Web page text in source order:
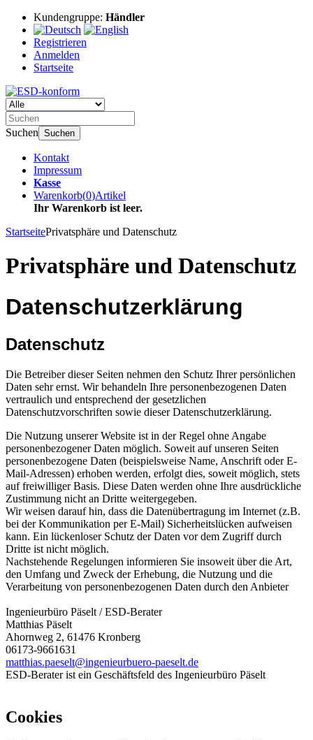
Kundengruppe: Händler
Registrieren
Anmelden
Startseite
Suchen Suchen
Kontakt
Impressum
Kasse
Warenkorb(0)Artikel
Ihr Warenkorb ist leer.
StartseitePrivatsphäre und Datenschutz
Privatsphäre und Datenschutz
Datenschutzerklärung
Datenschutz
Die Betreiber dieser Seiten nehmen den Schutz Ihrer persönlichen
Daten sehr ernst. Wir behandeln Ihre personenbezogenen Daten
vertraulich und entsprechend der gesetzlichen
Datenschutzvorschriften sowie dieser Datenschutzerklärung.
Die Nutzung unserer Website ist in der Regel ohne Angabe
personenbezogener Daten möglich. Soweit auf unseren Seiten
personenbezogene Daten (beispielsweise Name, Anschrift oder E-
Mail-Adressen) erhoben werden, erfolgt dies, soweit möglich, stets
auf freiwilliger Basis. Diese Daten werden ohne Ihre ausdrückliche
Zustimmung nicht an Dritte weitergegeben.
Wir weisen darauf hin, dass die Datenübertragung im Internet (z.B.
bei der Kommunikation per E-Mail) Sicherheitslücken aufweisen
kann. Ein lückenloser Schutz der Daten vor dem Zugriff durch
Dritte ist nicht möglich.
Nachstehende Regelungen informieren Sie insoweit über die Art,
den Umfang und Zweck der Erhebung, die Nutzung und die
Verarbeitung von personenbezogenen Daten durch den Anbieter
Ingenieurbüro Päselt / ESD-Berater
Matthias Päselt
Ahornweg 2, 61476 Kronberg
06173-9661631
matthias.paeselt@ingenieurbuero-paeselt.de
ESD-Berater ist ein Geschäftsfeld des Ingenieurbüro Päselt
Cookies